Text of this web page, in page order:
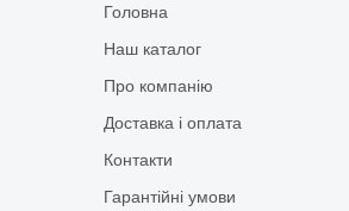
Головна
Наш каталог
Про компанію
Доставка і оплата
Контакти
Гарантійні умови